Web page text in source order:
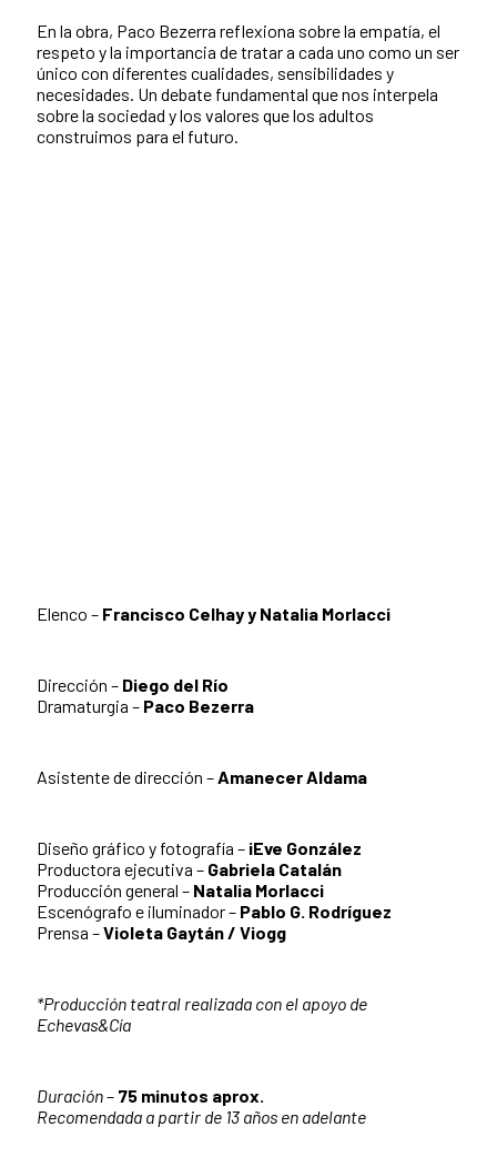
En la obra, Paco Bezerra reflexiona sobre la empatía, el
respeto y la importancia de tratar a cada uno como un ser
único con diferentes cualidades, sensibilidades y
necesidades. Un debate fundamental que nos interpela
sobre la sociedad y los valores que los adultos
construimos para el futuro.
Elenco – Francisco Celhay y Natalia Morlacci
Dirección – Diego del Río
Dramaturgia – Paco Bezerra
Asistente de dirección –Amanecer Aldama
Diseño gráfico y fotografía – iEve González
Productora ejecutiva – Gabriela Catalán
Producción general – Natalia Morlacci
Escenógrafo e iluminador – Pablo G. Rodríguez
Prensa –Violeta Gaytán / Viogg
*Producción teatral realizada con el apoyo de
Echevas&Cía
Duración– 75 minutos aprox.
Recomendada a partir de 13 años en adelante